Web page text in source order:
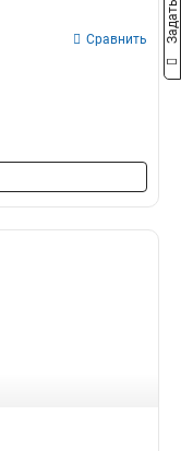
Сравнить